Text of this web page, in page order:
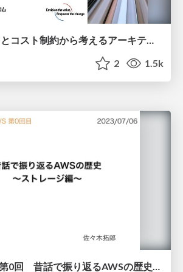
パフォーマンスとコスト制約から考えるアーキテクチャ設計（JAWSUG東京ランチLT会#4）
2 1.5k
Storage-JAWS第0回 昔話で振り返るAWSの歴史 ～ストレージ編～